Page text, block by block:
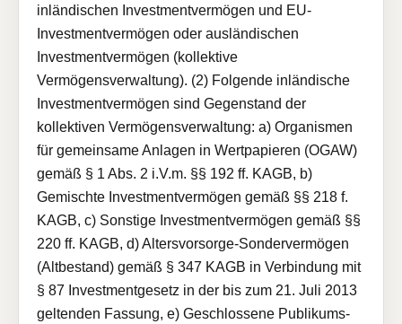
inländischen Investmentvermögen und EU-
Investmentvermögen oder ausländischen
Investmentvermögen (kollektive
Vermögensverwaltung). (2) Folgende inländische
Investmentvermögen sind Gegenstand der
kollektiven Vermögensverwaltung: a) Organismen
für gemeinsame Anlagen in Wertpapieren (OGAW)
gemäß § 1 Abs. 2 i.V.m. §§ 192 ff. KAGB, b)
Gemischte Investmentvermögen gemäß §§ 218 f.
KAGB, c) Sonstige Investmentvermögen gemäß §§
220 ff. KAGB, d) Altersvorsorge-Sondervermögen
(Altbestand) gemäß § 347 KAGB in Verbindung mit
§ 87 Investmentgesetz in der bis zum 21. Juli 2013
geltenden Fassung, e) Geschlossene Publikums-